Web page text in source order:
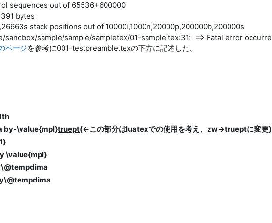
sequences out of 65536+600000
bytes
stack positions out of 10000i,1000n,20000p,200000b,200000s
sandbox/sample/sample/sampletex/01-sample.tex:31: ==> Fatal error
ページを参考に001-testpreamble.texの下方に記述した、
by-\value{mpl}truept(←この部分はluatexでの使用を考え、zw→trueptに変更)
\value{mpl}